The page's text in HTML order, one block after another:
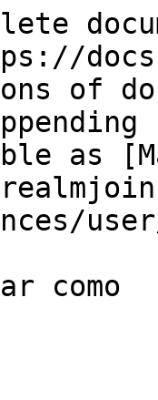
of
as
como